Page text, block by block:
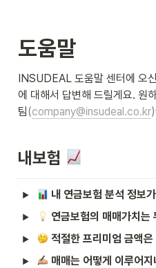
도움말
INSUDEAL 도움말 센터에 오
에 대해서 답변해 드릴게요. 원
팀(company@insudeal.co.kr)
내보험
내 연금보험 분석 정보
연금보험의 매매가치는
적절한 프리미엄 금액
매매는 어떻게 이루어